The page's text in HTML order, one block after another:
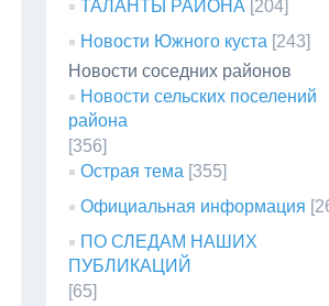
ТАЛАНТЫ РАЙОНА [204]
Новости Южного куста [243]
Новости соседних районов
Новости сельских поселений
района
[356]
Острая тема [355]
Официальная информация
ПО СЛЕДАМ НАШИХ
ПУБЛИКАЦИЙ
[65]